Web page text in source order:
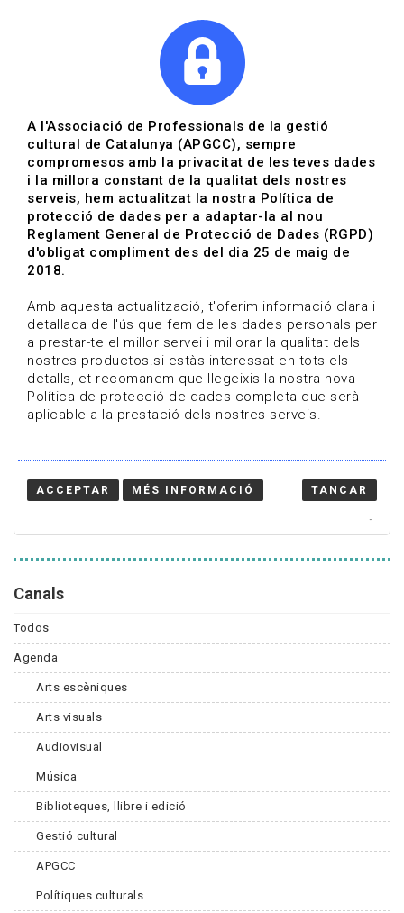
Actualitza't
Vols estar al dia?
HOME / BLOG
Estigues al dia
Convocatòries, activitats i notícies del sector de la
cultura.
Canals
Todos
Agenda
Arts escèniques
Arts visuals
Audiovisual
Música
Biblioteques, llibre i edició
Gestió cultural
APGCC
Polítiques culturals
A l'Associació de Professionals de la gestió
cultural de Catalunya (APGCC), sempre
compromesos amb la privacitat de les teves dades
i la millora constant de la qualitat dels nostres
serveis, hem actualitzat la nostra Política de
protecció de dades per a adaptar-la al nou
Reglament General de Protecció de Dades (RGPD)
d'obligat compliment des del dia 25 de maig de
2018.
Amb aquesta actualització, t'oferim informació clara i
detallada de l'ús que fem de les dades personals per
a prestar-te el millor servei i millorar la qualitat dels
nostres productos.si estàs interessat en tots els
detalls, et recomanem que llegeixis la nostra nova
Política de protecció de dades completa que serà
aplicable a la prestació dels nostres serveis.
ACCEPTAR MÉS INFORMACIÓ TANCAR